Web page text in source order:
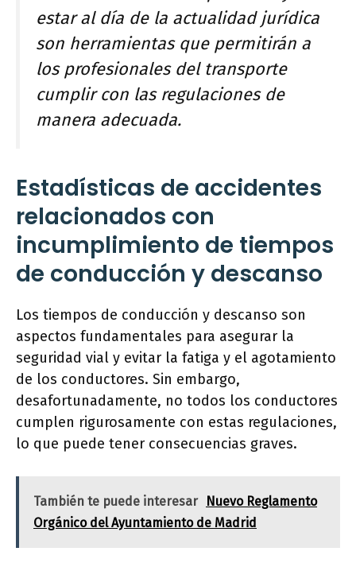
estar al día de la actualidad jurídica
son herramientas que permitirán a
los profesionales del transporte
cumplir con las regulaciones de
manera adecuada.
Estadísticas de accidentes
relacionados con
incumplimiento de tiempos
de conducción y descanso
Los tiempos de conducción y descanso son
aspectos fundamentales para asegurar la
seguridad vial y evitar la fatiga y el agotamiento
de los conductores. Sin embargo,
desafortunadamente, no todos los conductores
cumplen rigurosamente con estas regulaciones,
lo que puede tener consecuencias graves.
También te puede interesar
Nuevo Reglamento
Orgánico del Ayuntamiento de Madrid